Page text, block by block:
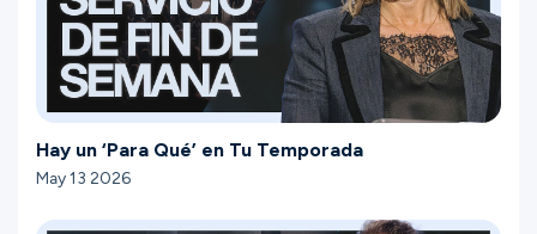
Hay un ‘Para Qué’ en Tu Temporada
May 13 2026